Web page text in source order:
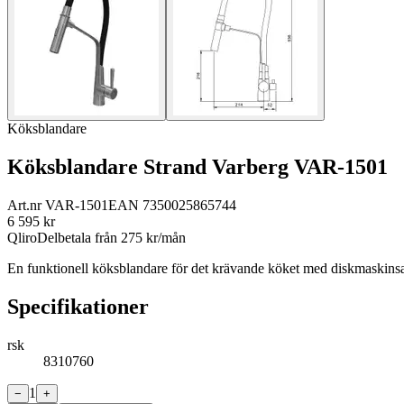
Köksblandare
Köksblandare Strand Varberg VAR-1501
Art.nrVAR-1501EAN 7350025865744
6 595 kr
QliroDelbetala från 275 kr/mån
En funktionell köksblandare för det krävande köket med
Specifikationer
rsk
8310760
− 1
+